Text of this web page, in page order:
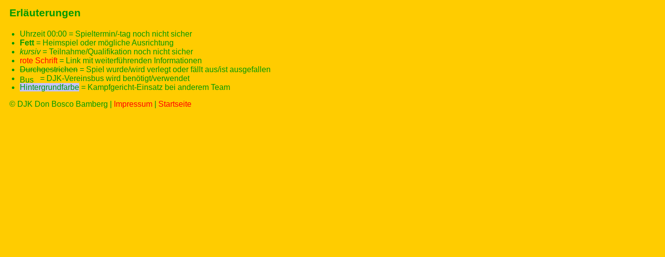
Erläuterungen
Uhrzeit 00:00 = Spieltermin/-tag noch nicht sicher
Fett= Heimspiel oder mögliche Ausrichtung
kursiv= Teilnahme/Qualifikation noch nicht sicher
rote Schrift= Link mit weiterführenden Informationen
Durchgestrichen = Spiel wurde/wird verlegt oder fällt aus/ist ausgefallen
= DJK-Vereinsbus wird benötigt/verwendet
Hintergrundfarbe = Kampfgericht-Einsatz bei anderem Team
© DJK Don Bosco Bamberg |
Impressum| Startseite